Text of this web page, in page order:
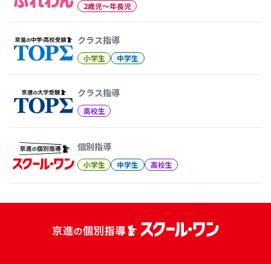
2歳児〜年長児
クラス指導
小学生 中学生
クラス指導
高校生
個別指導
小学生 中学生 高校生